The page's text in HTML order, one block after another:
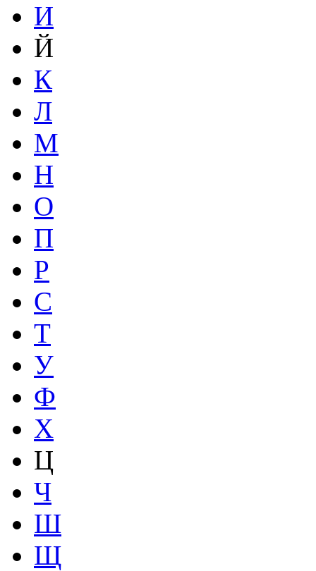
И
Й
К
Л
М
Н
О
П
Р
С
Т
У
Ф
Х
Ц
Ч
Ш
Щ